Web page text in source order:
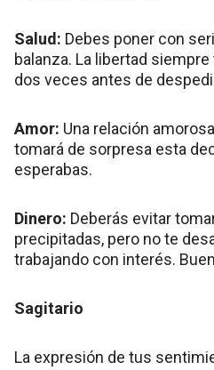
Salud: Debes poner con
balanza. La libertad
dos veces antes de
Amor: Una relación
tomará de sorpresa esta
esperabas.
Dinero: Deberás evitar
precipitadas, pero no te
trabajando con interés.
Sagitario
La expresión de tus